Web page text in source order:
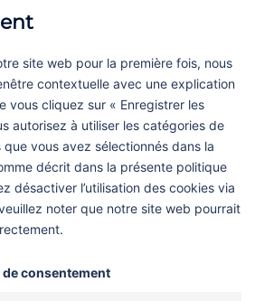
site web pour la première fois, nous
contextuelle avec une explication
vous cliquez sur « Enregistrer les
autorisez à utiliser les catégories de
que vous avez sélectionnés dans la
décrit dans la présente politique
désactiver l’utilisation des cookies via
noter que notre site web pourrait
de consentement